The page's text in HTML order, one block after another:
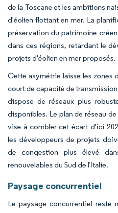
de la Toscane et les ambitions
d'éolien flottant en mer. La
préservation du patrimoine
dans ces régions, retardant le
projets d'éolien en mer proposés.
Cette asymétrie laisse les zones
court de capacité de
dispose de réseaux plus
disponibles. Le plan de réseau
vise à combler cet écart d'ici
les développeurs de projets
de congestion plus élevé
renouvelables du Sud de l'Italie.
Paysage concurrentiel
Le paysage concurrentiel reste